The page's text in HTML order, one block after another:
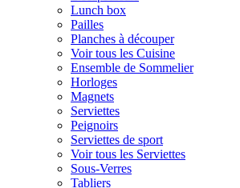
Lunch box
Pailles
Planches à découper
Voir tous les Cuisine
Ensemble de Sommelier
Horloges
Magnets
Serviettes
Peignoirs
Serviettes de sport
Voir tous les Serviettes
Sous-Verres
Tabliers